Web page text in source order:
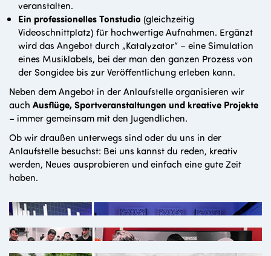
veranstalten.
Ein professionelles Tonstudio (gleichzeitig
Videoschnittplatz) für hochwertige Aufnahmen. Ergänzt
wird das Angebot durch „Katalyzator“ – eine Simulation
eines Musiklabels, bei der man den ganzen Prozess von
der Songidee bis zur Veröffentlichung erleben kann.
Neben dem Angebot in der Anlaufstelle organisieren wir
auch Ausflüge, Sportveranstaltungen und kreative Projekte
– immer gemeinsam mit den Jugendlichen.
Ob wir draußen unterwegs sind oder du uns in der
Anlaufstelle besuchst: Bei uns kannst du reden, kreativ
werden, Neues ausprobieren und einfach eine gute Zeit
haben.